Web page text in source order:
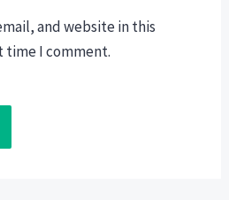
and website in this
time I comment.